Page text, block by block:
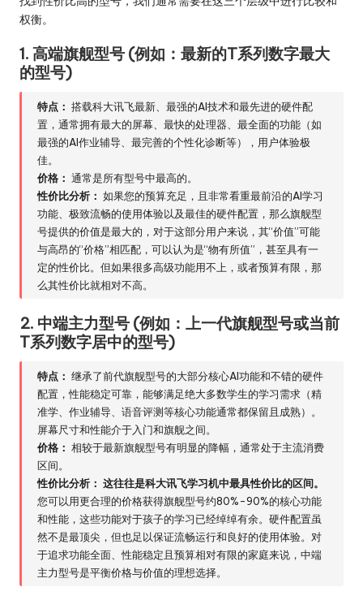
权衡。
1. 高端旗舰型号 (例如：最新的T系列数字最大
的型号)
特点： 搭载科大讯飞最新、最强的AI技术和最先进的硬件配
置，通常拥有最大的屏幕、最快的处理器、最全面的功能（如
最强的AI作业辅导、最完善的个性化诊断等），用户体验极
佳。
价格： 通常是所有型号中最高的。
性价比分析： 如果您的预算充足，且非常看重最前沿的AI学习
功能、极致流畅的使用体验以及最佳的硬件配置，那么旗舰型
号提供的价值是最大的，对于这部分用户来说，其“价值”可能
与高昂的“价格”相匹配，可以认为是“物有所值”，甚至具有一
定的性价比。但如果很多高级功能用不上，或者预算有限，那
么其性价比就相对不高。
2. 中端主力型号 (例如：上一代旗舰型号或当前
T系列数字居中的型号)
特点： 继承了前代旗舰型号的大部分核心AI功能和不错的硬件
配置，性能稳定可靠，能够满足绝大多数学生的学习需求（精
准学、作业辅导、语音评测等核心功能通常都保留且成熟）。
屏幕尺寸和性能介于入门和旗舰之间。
价格： 相较于最新旗舰型号有明显的降幅，通常处于主流消费
区间。
性价比分析： 这往往是科大讯飞学习机中最具性价比的区间。
您可以用更合理的价格获得旗舰型号约80%-90%的核心功能
和性能，这些功能对于孩子的学习已经绰绰有余。硬件配置虽
然不是最顶尖，但也足以保证流畅运行和良好的使用体验。对
于追求功能全面、性能稳定且预算相对有限的家庭来说，中端
主力型号是平衡价格与价值的理想选择。